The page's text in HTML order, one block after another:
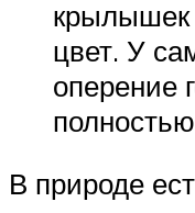
крылышек
цвет. У
оперение
В природе